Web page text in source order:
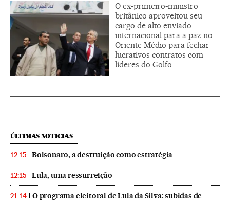
O ex-primeiro-ministro
britânico aproveitou seu
cargo de alto enviado
internacional para a paz no
Oriente Médio para fechar
lucrativos contratos com
líderes do Golfo
ÚLTIMAS NOTICIAS
12:15 Bolsonaro, a destruição como estratégia
12:15 Lula, uma ressurreição
21:14
O programa eleitoral de Lula da Silva: subidas de